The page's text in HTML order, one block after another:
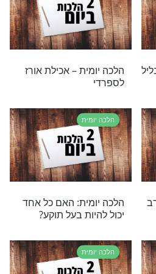
הלכה יומית
הלכה יומית – הלל ותחנון
ביום העצמאות
הלכה יומית